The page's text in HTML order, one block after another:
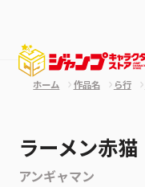
ホーム 作品名 ら行
ラーメン赤猫
アンギャマン